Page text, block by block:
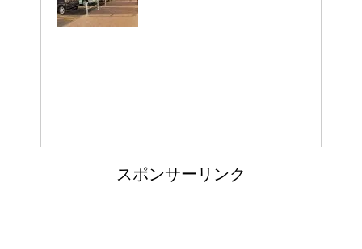
キを使えば簡単綺麗！
スポンサーリンク